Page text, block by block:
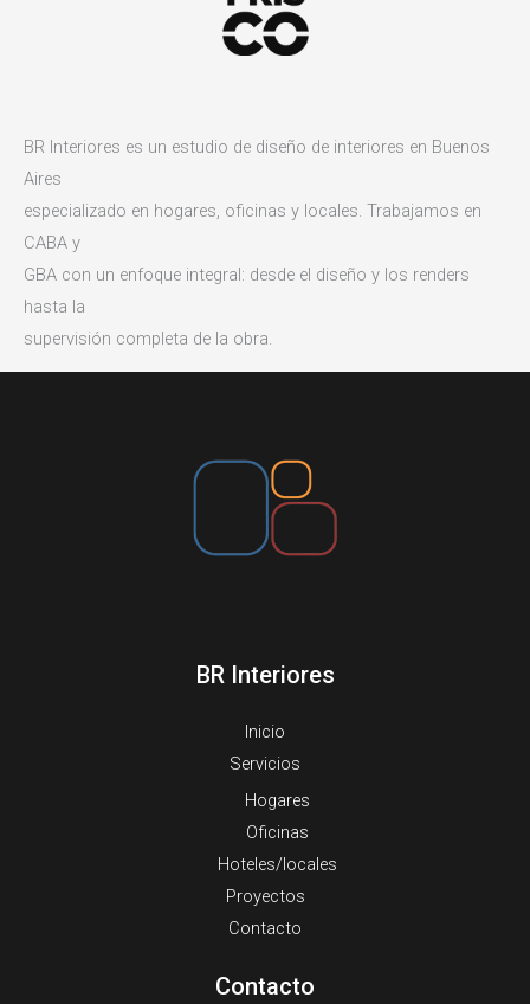
BR Interiores es un estudio de diseño de interiores en Buenos
Aires
especializado en hogares, oficinas y locales. Trabajamos en
CABA y
GBA con un enfoque integral: desde el diseño y los renders
hasta la
supervisión completa de la obra.
BR Interiores
Inicio
Servicios
Hogares
Oficinas
Hoteles/locales
Proyectos
Contacto
Contacto